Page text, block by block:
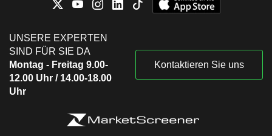
UNSERE EXPERTEN
SIND FÜR SIE DA
Montag - Freitag 9.00-
12.00 Uhr / 14.00-18.00
Uhr
Kontaktieren Sie uns